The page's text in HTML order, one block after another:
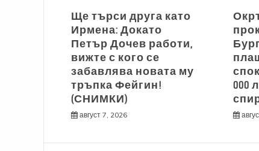
Ще търси друга като
Ирмена: Докато
Петър Дочев работи,
вижте с кого се
забавлява новата му
тръпка Фейгин!
(СНИМКИ)
август 7, 2026
000